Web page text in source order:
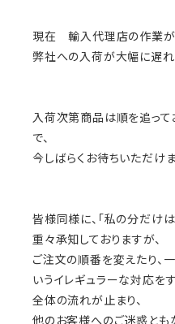
現在 輸入代理店の作業が
弊社への入荷が大幅に遅れ
入荷次第商品は順を追って
で、
今しばらくお待ちいただけ
皆様同様に、「私の分だけは
重々承知しておりますが、
ご注文の順番を変えたり、
いうイレギュラーな対応を
全体の流れが止まり、
他のお客様へのご迷惑とも